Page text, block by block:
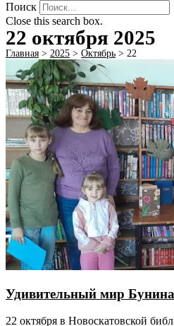
Поиск
Close this search box.
22 октября 2025
Главная > 2025 > Октябрь > 22
Удивительный мир Бунина
22 октября в Новоскатовской